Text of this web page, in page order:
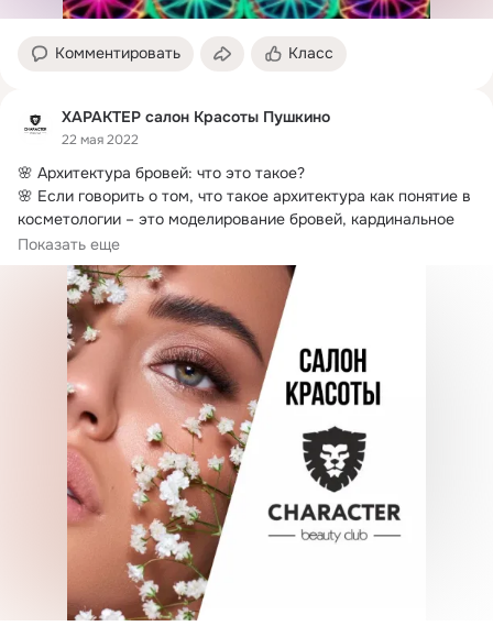
Комментировать Класс
ХАРАКТЕР салон Красоты Пушкино
22 мая 2022
🌸 Архитектура бровей: что это такое?
🌸 Если говорить о том, что такое архитектура как понятие в
косметологии – это моделирование бровей, кардинальное
изменение их состояния, формы, стилистики.
Показать еще